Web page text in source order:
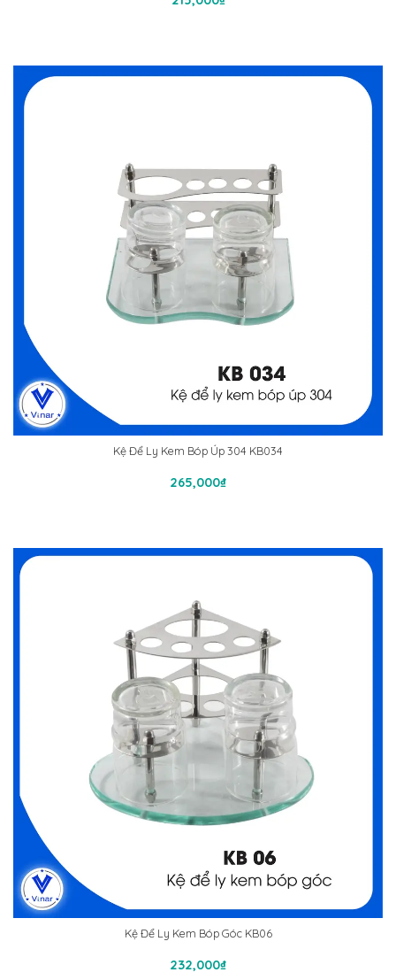
Kệ Để Ly Kem Bóp Úp 304 KB034
265,000₫
Thêm Vào Giỏ Hàng
Kệ Để Ly Kem Bóp Góc KB06
232,000₫
Thêm Vào Giỏ Hàng